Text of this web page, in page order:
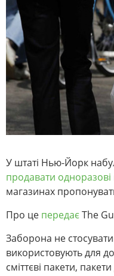
У штаті Нью-Йорк
продавати одноразові
магазинах
Про це передаєThe
Заборона не
використовують для
сміттєві пакети,